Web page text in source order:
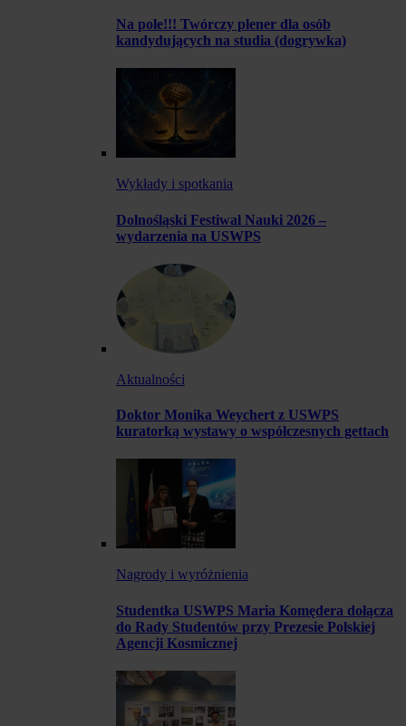
Na pole!!! Twórczy plener dla osób
kandydujących na studia (dogrywka)
Wykłady i spotkania
Dolnośląski Festiwal Nauki 2026 –
wydarzenia na USWPS
Aktualności
Doktor Monika Weychert z USWPS
kuratorką wystawy o współczesnych gettach
Nagrody i wyróżnienia
Studentka USWPS Maria Komędera dołącza
do Rady Studentów przy Prezesie Polskiej
Agencji Kosmicznej